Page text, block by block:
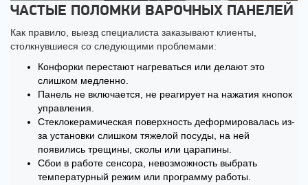
ЧАСТЫЕ ПОЛОМКИ ВАРОЧНЫХ ПАНЕЛЕЙ
Как правило, выезд специалиста заказывают клиенты,
столкнувшиеся со следующими проблемами:
Конфорки перестают нагреваться или делают это
слишком медленно.
Панель не включается, не реагирует на нажатия кнопок
управления.
Стеклокерамическая поверхность деформировалась из-
за установки слишком тяжелой посуды, на ней
появились трещины, сколы или царапины.
Сбои в работе сенсора, невозможность выбрать
температурный режим или программу работы.